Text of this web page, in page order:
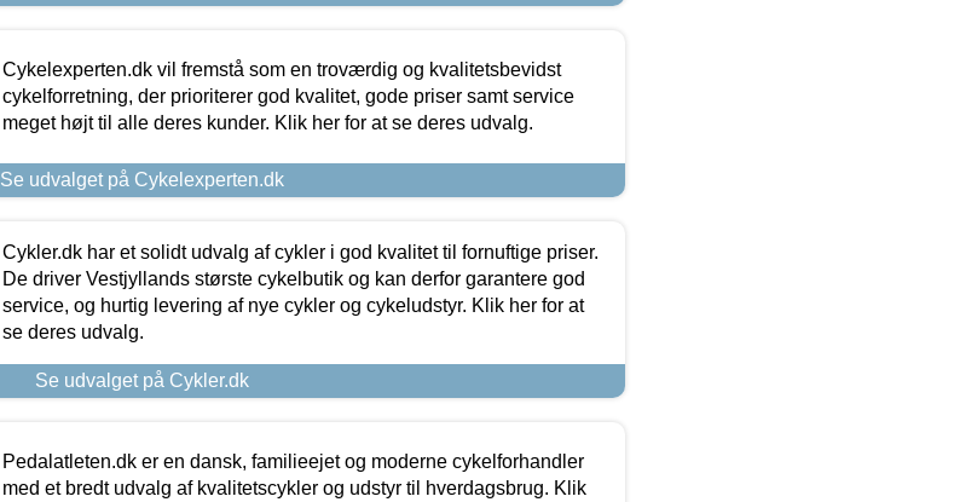
Cykelexperten.dk vil fremstå som en troværdig og kvalitetsbevidst
cykelforretning, der prioriterer god kvalitet, gode priser samt service
meget højt til alle deres kunder. Klik her for at se deres udvalg.
Se udvalget på Cykelexperten.dk
Cykler.dk har et solidt udvalg af cykler i god kvalitet til fornuftige priser.
De driver Vestjyllands største cykelbutik og kan derfor garantere god
service, og hurtig levering af nye cykler og cykeludstyr. Klik her for at
se deres udvalg.
Se udvalget på Cykler.dk
Pedalatleten.dk er en dansk, familieejet og moderne cykelforhandler
med et bredt udvalg af kvalitetscykler og udstyr til hverdagsbrug. Klik